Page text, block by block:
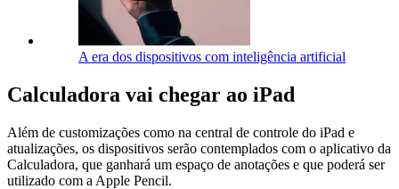
A era dos dispositivos com inteligência artificial
Calculadora vai chegar ao iPad
Além de customizações como na central de controle do iPad e
atualizações, os dispositivos serão contemplados com o aplicativo da
Calculadora, que ganhará um espaço de anotações e que poderá ser
utilizado com a Apple Pencil.